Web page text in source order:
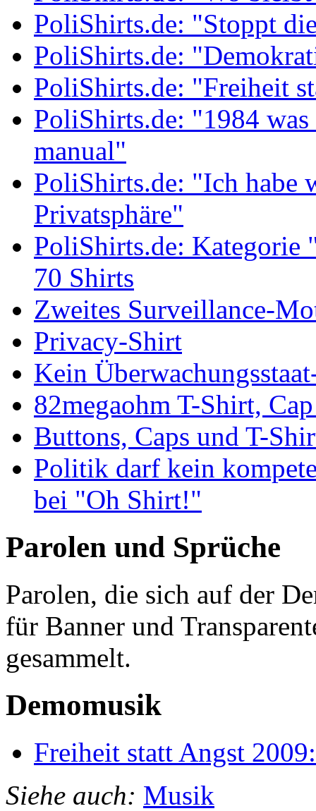
PoliShirts.de: "Stoppt
PoliShirts.de:
PoliShirts.de: "Freiheit
PoliShirts.de: "1984
manual"
PoliShirts.de: "Ich habe
Privatsphäre"
PoliShirts.de: Kategorie
70 Shirts
Zweites Surveillance-
Privacy-Shirt
Kein
82megaohm T-Shirt,
Buttons, Caps und T-
Politik darf kein
bei "Oh Shirt!"
Parolen und Sprüche
Parolen, die sich auf der
für Banner und
gesammelt.
Demomusik
Freiheit statt Angst
Siehe auch: Musik